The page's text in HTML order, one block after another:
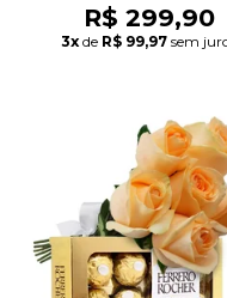
R$ 299,90
3x de R$ 99,97 sem